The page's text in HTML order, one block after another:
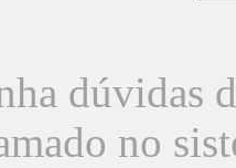
dúvidas
no